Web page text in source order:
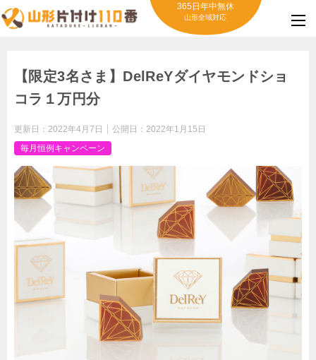
365日年中無休
山形全域対応
【限定3名さま】DelReYダイヤモンドショ
コラ１万円分
更新日： 2022年4月7日 公開日： 2022年1月15日
毎月恒例キャンペーン